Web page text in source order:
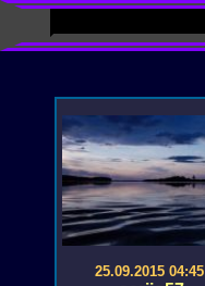
25.09.2015 04:45